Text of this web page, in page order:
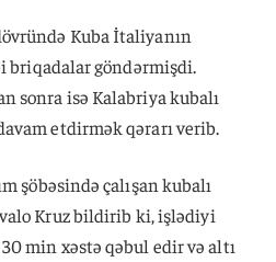
Kuba İtaliyanın
göndərmişdi.
sonra isə Kalabriya kubalı
etdirmək qərarı verib.
şöbəsində çalışan kubalı
Kruz bildirib ki, işlədiyi
min xəstə qəbul edir və altı